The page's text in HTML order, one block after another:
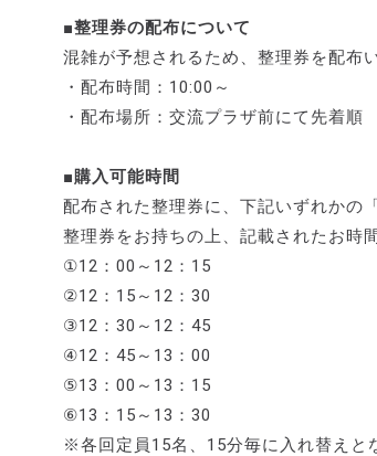
■整理券の配布について
混雑が予想されるため、整理券を配布
・配布時間：10:00～
・配布場所：交流プラザ前にて先着順
■購入可能時間
配布された整理券に、下記いずれかの
整理券をお持ちの上、記載されたお時
①12：00～12：15
②12：15～12：30
③12：30～12：45
④12：45～13：00
⑤13：00～13：15
⑥13：15～13：30
※各回定員15名、15分毎に入れ替えと